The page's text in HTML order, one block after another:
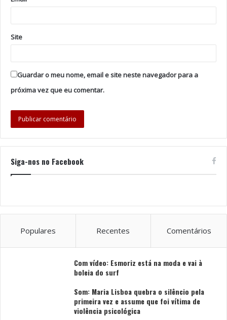
Site
Guardar o meu nome, email e site neste navegador para a
próxima vez que eu comentar.
Siga-nos no Facebook
Populares Recentes Comentários
Com vídeo: Esmoriz está na moda e vai à
boleia do surf
Som: Maria Lisboa quebra o silêncio pela
primeira vez e assume que foi vítima de
violência psicológica